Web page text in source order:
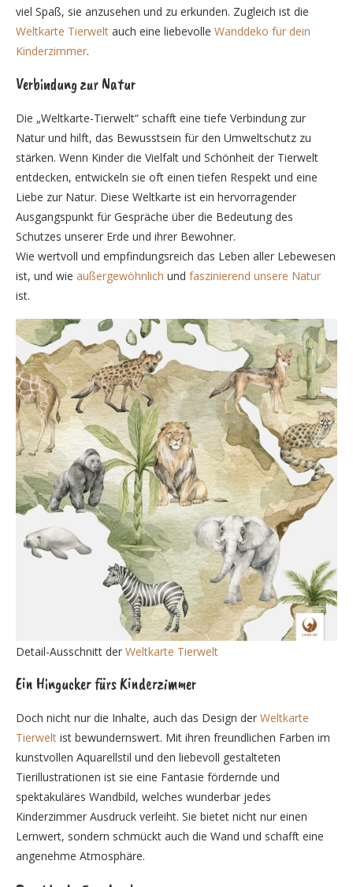
viel Spaß, sie anzusehen und zu erkunden. Zugleich ist die
Weltkarte Tierwelt auch eine liebevolle Wanddeko für dein
Kinderzimmer.
Verbindung zur Natur
Die „Weltkarte-Tierwelt“ schafft eine tiefe Verbindung zur
Natur und hilft, das Bewusstsein für den Umweltschutz zu
stärken. Wenn Kinder die Vielfalt und Schönheit der Tierwelt
entdecken, entwickeln sie oft einen tiefen Respekt und eine
Liebe zur Natur. Diese Weltkarte ist ein hervorragender
Ausgangspunkt für Gespräche über die Bedeutung des
Schutzes unserer Erde und ihrer Bewohner.
Wie wertvoll und empfindungsreich das Leben aller Lebewesen
ist, und wie außergewöhnlich und faszinierend unsere Natur
ist.
Detail-Ausschnitt der Weltkarte Tierwelt
Ein Hingucker fürs Kinderzimmer
Doch nicht nur die Inhalte, auch das Design der Weltkarte
Tierwelt ist bewundernswert. Mit ihren freundlichen Farben im
kunstvollen Aquarellstil und den liebevoll gestalteten
Tierillustrationen ist sie eine Fantasie fördernde und
spektakuläres Wandbild, welches wunderbar jedes
Kinderzimmer Ausdruck verleiht. Sie bietet nicht nur einen
Lernwert, sondern schmückt auch die Wand und schafft eine
angenehme Atmosphäre.